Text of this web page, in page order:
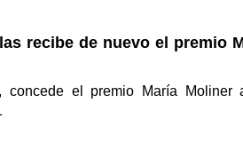
recibe de nuevo el premio
concede el premio María Moliner